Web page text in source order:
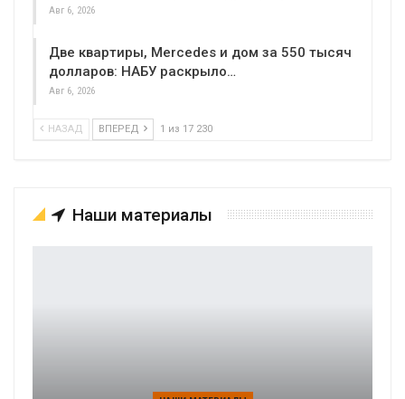
Авг 6, 2026
Две квартиры, Mercedes и дом за 550 тысяч
долларов: НАБУ раскрыло…
Авг 6, 2026
НАЗАД ВПЕРЕД 1 из 17 230
Наши материалы